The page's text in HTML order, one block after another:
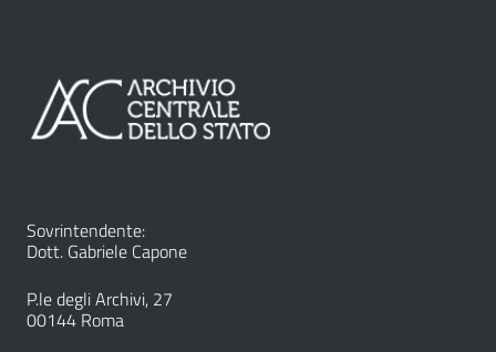
Sovrintendente:
Dott. Gabriele Capone
P.le degli Archivi, 27
00144 Roma